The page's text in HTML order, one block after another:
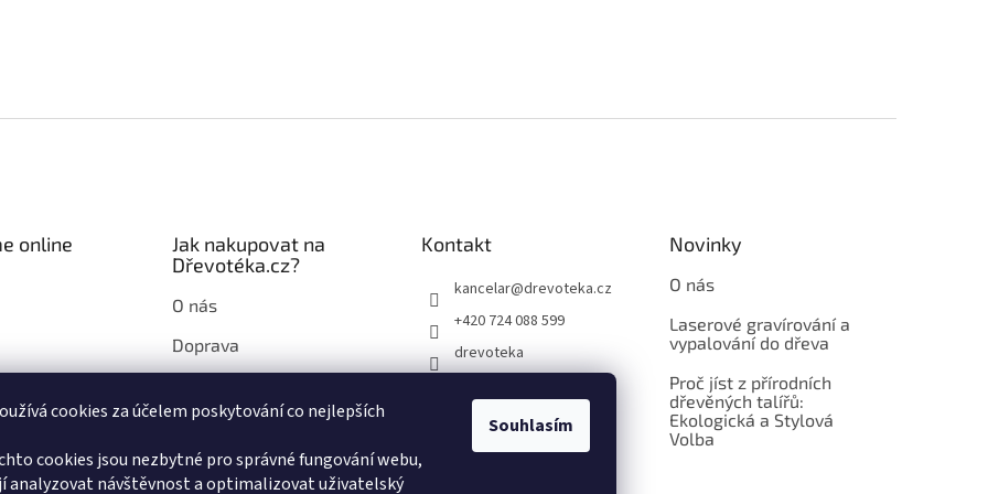
cookies za účelem poskytování co nejlepších
cookies jsou nezbytné pro správné fungování webu,
analyzovat návštěvnost a optimalizovat uživatelský
Souhlasím
online
Jak nakupovat na
Dřevotéka.cz?
O nás
Doprava
Dřevotéka.cz
Kontakt
kancelar@drevoteka.cz
+420 724 088 599
drevoteka
Novinky
O nás
Laserové gravírování a
vypalování do dřeva
Proč jíst z přírodních
dřevěných talířů:
Ekologická a Stylová
Volba